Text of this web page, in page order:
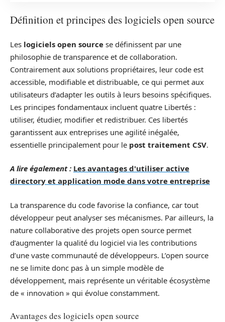
Définition et principes des logiciels open source
Les logiciels open source se définissent par une
philosophie de transparence et de collaboration.
Contrairement aux solutions propriétaires, leur code est
accessible, modifiable et distribuable, ce qui permet aux
utilisateurs d’adapter les outils à leurs besoins spécifiques.
Les principes fondamentaux incluent quatre Libertés :
utiliser, étudier, modifier et redistribuer. Ces libertés
garantissent aux entreprises une agilité inégalée,
essentielle principalement pour le post traitement CSV.
A lire également : Les avantages d'utiliser active
directory et application mode dans votre entreprise
La transparence du code favorise la confiance, car tout
développeur peut analyser ses mécanismes. Par ailleurs, la
nature collaborative des projets open source permet
d’augmenter la qualité du logiciel via les contributions
d’une vaste communauté de développeurs. L’open source
ne se limite donc pas à un simple modèle de
développement, mais représente un véritable écosystème
de « innovation » qui évolue constamment.
Avantages des logiciels open source